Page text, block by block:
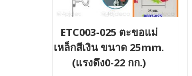
ETC003-025 ตะขอแม่
เหล็กสีเงิน ขนาด 25mm.
(แรงดึง0-22 กก.)